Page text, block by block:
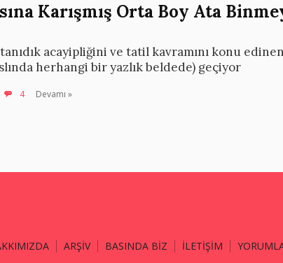
Karışmış Orta Boy Ata
acayipliğini ve tatil kavramını konu
herhangi bir yazlık beldede) geçiyor
4 Devamı »
ARŞİV BASINDA BİZ İLETİŞİM